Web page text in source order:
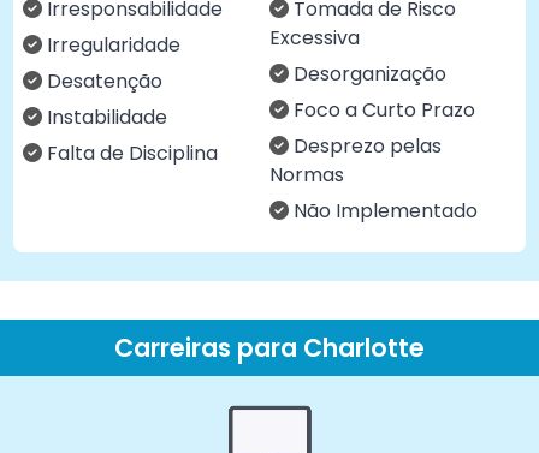
Irresponsabilidade
Irregularidade
Desatenção
Instabilidade
Falta de Disciplina
Tomada de Risco
Excessiva
Desorganização
Foco a Curto Prazo
Desprezo pelas
Normas
Não Implementado
Carreiras para Charlotte